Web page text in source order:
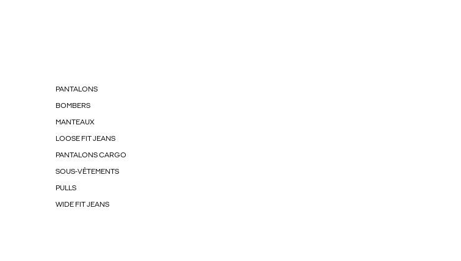
PANTALONS
BOMBERS
MANTEAUX
LOOSE FIT JEANS
PANTALONS CARGO
SOUS-VÊTEMENTS
PULLS
WIDE FIT JEANS